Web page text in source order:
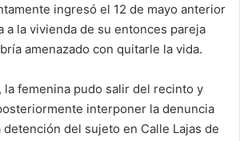
ingresó el 12 de mayo anterior
a la vivienda de su entonces pareja
amenazado con quitarle la vida.
la femenina pudo salir del recinto y
interponer la denuncia
del sujeto en Calle Lajas de